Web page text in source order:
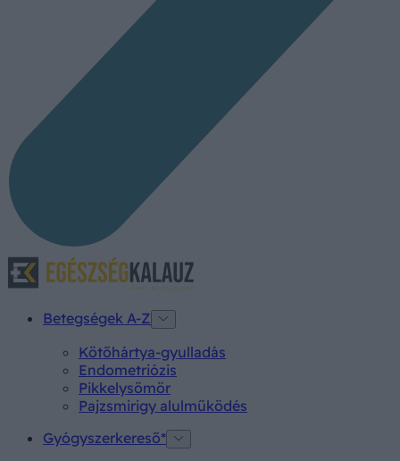
Betegségek A-Z
Kötőhártya-gyulladás
Endometriózis
Pikkelysömör
Pajzsmirigy alulműködés
Gyógyszerkereső*